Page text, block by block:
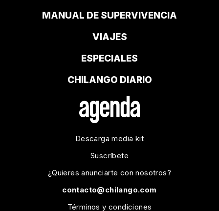
MANUAL DE SUPERVIVENCIA
VIAJES
ESPECIALES
CHILANGO DIARIO
Descarga media kit
Suscríbete
¿Quieres anunciarte con nosotros?
contacto@chilango.com
Términos y condiciones